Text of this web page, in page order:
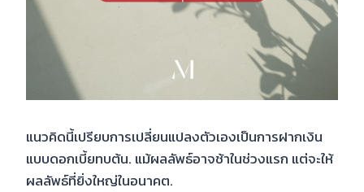
แนวคิดนี้เปรียบการเปลี่ยนแปลงตัวเองเป็นการฝากเงิน
แบบดอกเบี้ยทบต้น. แม้ผลลัพธ์อาจช้าในช่วงแรก แต่จะให้
ผลลัพธ์ที่ยิ่งใหญ่ในอนาคต.